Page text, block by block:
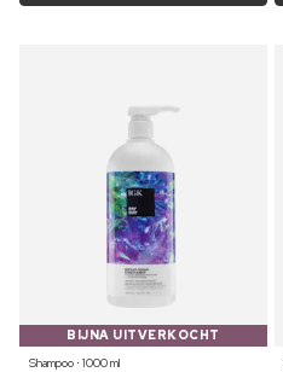
BIJNA UITVERKOCHT
Shampoo ⋅ 1000 ml